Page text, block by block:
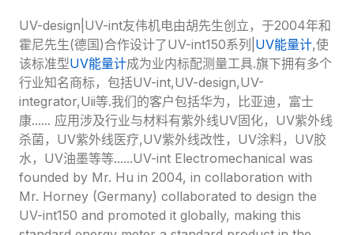
UV-design|UV-int友伟机电由胡先生创立，于2004年和
霍尼先生(德国)合作设计了UV-int150系列| UV能量计,使
该标准型UV能量计成为业内标配测量工具.旗下拥有多个
行业知名商标，包括UV-int,UV-design,UV-
integrator,Uii等.我们的客户包括华为，比亚迪，富士
康...... 应用涉及行业与材料有紫外线UV固化，UV紫外线
杀菌，UV紫外线医疗,UV紫外线改性，UV涂料，UV胶
水，UV油墨等等......UV-int Electromechanical was
founded by Mr. Hu in 2004, in collaboration with
Mr. Horney (Germany) collaborated to design the
UV-int150 and promoted it globally, making this